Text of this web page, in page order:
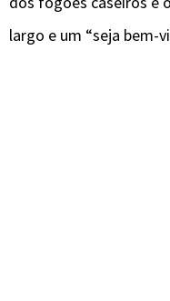
largo e um “seja bem-